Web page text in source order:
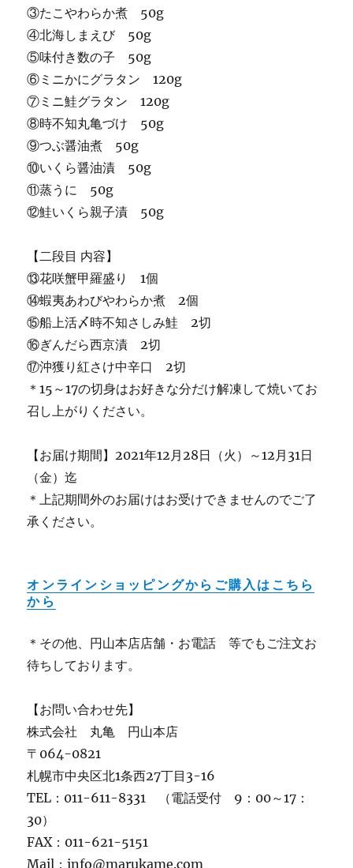
③たこやわらか煮 50g
④北海しまえび 50g
⑤味付き数の子 50g
⑥ミニかにグラタン 120g
⑦ミニ鮭グラタン 120g
⑧時不知丸亀づけ 50g
⑨つぶ醤油煮 50g
⑩いくら醤油漬 50g
⑪蒸うに 50g
⑫鮭いくら親子漬 50g
【二段目 内容】
⑬花咲蟹甲羅盛り 1個
⑭蝦夷あわびやわらか煮 2個
⑮船上活〆時不知さしみ鮭 2切
⑯ぎんだら西京漬 2切
⑰沖獲り紅さけ中辛口 2切
＊15～17の切身はお好きな分だけ解凍して焼いてお
召し上がりください。
【お届け期間】2021年12月28日（火）～12月31日
（金）迄
＊上記期間外のお届けはお受けできませんのでご了
承ください。
オンラインショッピングからご購入はこちら
から
＊その他、円山本店店舗・お電話 等でもご注文お
待ちしております。
【お問い合わせ先】
株式会社 丸亀 円山本店
〒064-0821
札幌市中央区北1条西27丁目3-16
TEL：011-611-8331 （電話受付 9：00～17：
30）
FAX：011-621-5151
Mail：info@marukame.com